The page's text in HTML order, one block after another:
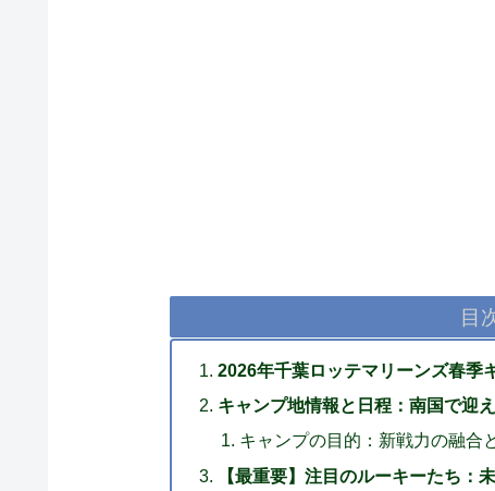
目
2026年千葉ロッテマリーンズ春季
キャンプ地情報と日程：南国で迎
キャンプの目的：新戦力の融合
【最重要】注目のルーキーたち：